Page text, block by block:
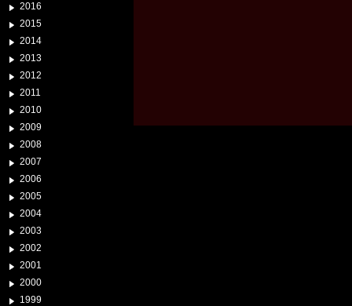
2016
2015
2014
2013
2012
2011
2010
2009
2008
2007
2006
2005
2004
2003
2002
2001
2000
1999